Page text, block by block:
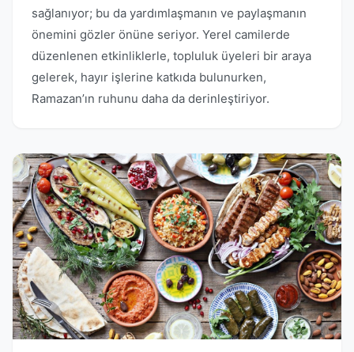
sağlanıyor; bu da yardımlaşmanın ve paylaşmanın
önemini gözler önüne seriyor. Yerel camilerde
düzenlenen etkinliklerle, topluluk üyeleri bir araya
gelerek, hayır işlerine katkıda bulunurken,
Ramazan’ın ruhunu daha da derinleştiriyor.